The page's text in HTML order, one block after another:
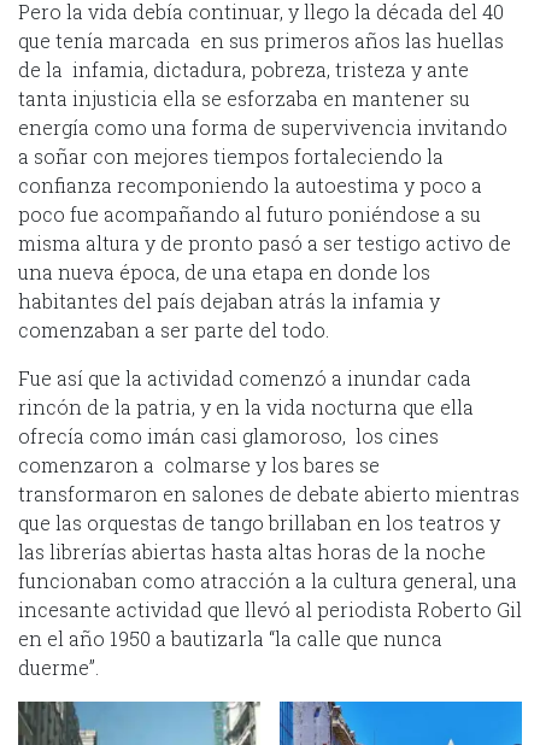
Pero la vida debía continuar, y llego la década del 40
que tenía marcada en sus primeros años las huellas
de la infamia, dictadura, pobreza, tristeza y ante
tanta injusticia ella se esforzaba en mantener su
energía como una forma de supervivencia invitando
a soñar con mejores tiempos fortaleciendo la
confianza recomponiendo la autoestima y poco a
poco fue acompañando al futuro poniéndose a su
misma altura y de pronto pasó a ser testigo activo de
una nueva época, de una etapa en donde los
habitantes del país dejaban atrás la infamia y
comenzaban a ser parte del todo.
Fue así que la actividad comenzó a inundar cada
rincón de la patria, y en la vida nocturna que ella
ofrecía como imán casi glamoroso, los cines
comenzaron a colmarse y los bares se
transformaron en salones de debate abierto mientras
que las orquestas de tango brillaban en los teatros y
las librerías abiertas hasta altas horas de la noche
funcionaban como atracción a la cultura general, una
incesante actividad que llevó al periodista Roberto Gil
en el año 1950 a bautizarla “la calle que nunca
duerme”.